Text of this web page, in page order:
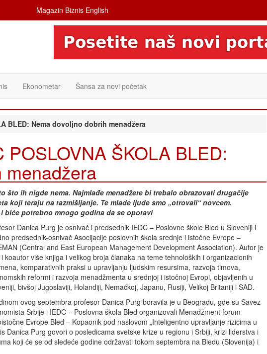
Magazin Biznis English
Ekonometar Šansa za novi početak
BLED: Nema dovoljno dobrih menadžera
POSLOVNA ŠKOLA BLED:
menadžera
što ih nigde nema. Najmlađe menadžere bi trebalo obrazovati drugačije
koji teraju na razmišljanje. Te mlade ljude smo „otrovali“ novcem.
biće potrebno mnogo godina da se oporavi
Danica Purg je osnivač i predsednik IEDC – Poslovne škole Bled u Sloveniji i
predsednik-osnivač Asocijacije poslovnih škola srednje i istočne Evrope –
(Central and East European Management Development Association). Autor je
koautor više knjiga i velikog broja članaka na teme tehnoloških i organizacionih
komparativnih praksi u upravljanju ljudskim resursima, razvoja timova,
reformi i razvoja menadžmenta u srednjoj i istočnoj Evropi, objavljenih u
bivšoj Jugoslaviji, Holandiji, Nemačkoj, Japanu, Rusiji, Velikoj Britaniji i SAD.
ovog septembra profesor Danica Purg boravila je u Beogradu, gde su Savez
Srbije i IEDC – Poslovna škola Bled organizovali Menadžment forum
Evrope Bled – Kopaonik pod naslovom „Inteligentno upravljanje rizicima u
Danica Purg govori o posledicama svetske krize u regionu i Srbiji, krizi liderstva i
koji će se od sledeće godine održavati tokom septembra na Bledu (Slovenija) i